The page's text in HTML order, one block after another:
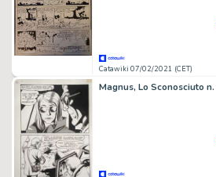
Catawiki 07/02/2021 (CET)